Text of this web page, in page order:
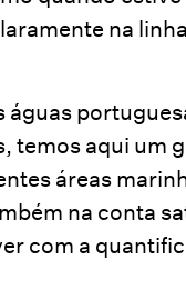
na
águas
temos aqui um
áreas
na conta
com a